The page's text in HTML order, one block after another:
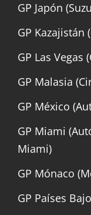
GP Japón
GP
GP Las Vegas
GP Malasia
GP México
GP Miami
Miami)
GP Mónaco
GP Países